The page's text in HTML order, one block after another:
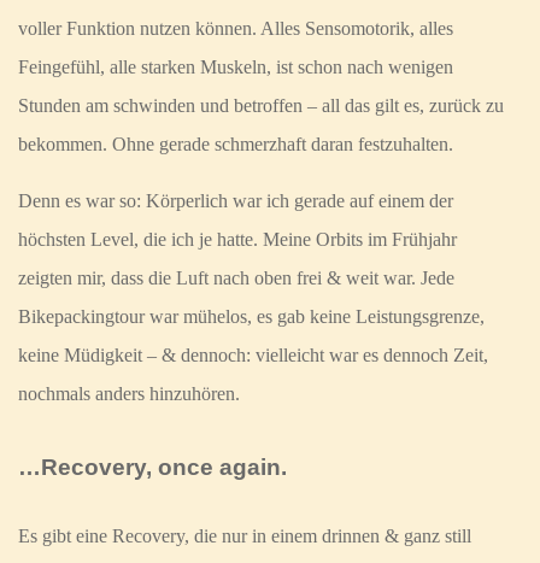
voller Funktion nutzen können. Alles Sensomotorik, alles
Feingefühl, alle starken Muskeln, ist schon nach wenigen
Stunden am schwinden und betroffen – all das gilt es, zurück zu
bekommen. Ohne gerade schmerzhaft daran festzuhalten.
Denn es war so: Körperlich war ich gerade auf einem der
höchsten Level, die ich je hatte. Meine Orbits im Frühjahr
zeigten mir, dass die Luft nach oben frei & weit war. Jede
Bikepackingtour war mühelos, es gab keine Leistungsgrenze,
keine Müdigkeit – & dennoch: vielleicht war es dennoch Zeit,
nochmals anders hinzuhören.
…Recovery, once again.
Es gibt eine Recovery, die nur in einem drinnen & ganz still